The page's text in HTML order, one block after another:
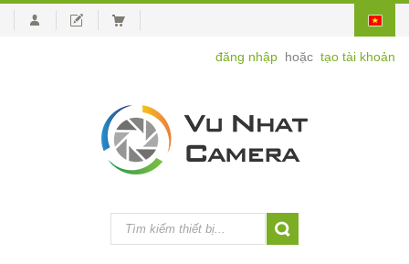
đăng nhập hoặc tạo tài khoản